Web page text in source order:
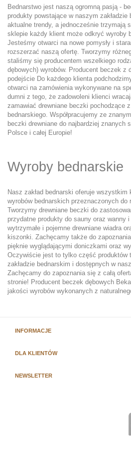
Bednarstwo jest naszą ogromną pasją -
produkty powstające w naszym
aktualne trendy, a jednocześnie trzymają
sklepie każdy klient może odkryć wyroby
Jesteśmy otwarci na nowe pomysły i
rozszerzać naszą ofertę. Tworzymy
staliśmy się producentem wszelkiego
dębowych) wyrobów. Producent beczek z
podejście Do każdego klienta
otwarci na zamówienia wykonywane na
dumni z tego, że zadowoleni klienci
zamawiać drewniane beczki pochodzące
bednarskiego. Współpracujemy ze
beczki drewniane do najbardziej znanych
Polsce i całej Europie!
Wyroby bednarskie
Nasz zakład bednarski oferuje
wyrobów bednarskich przeznaczonych do
Tworzymy drewniane beczki do
przydatne produkty do sauny oraz wanny
wytrzymałe i pojemne drewniane wiadra
kiszonki. Zachęcamy także do
pięknie wyglądającymi doniczkami oraz
Oczywiście jest to tylko część produktów
zakładzie bednarskim i dostępnych w
Zachęcamy do zapoznania się z całą
stronie! Producent beczek dębowych
jakości wyrobów wykonanych z
INFORMACJE
DLA KLIENTÓW
NEWSLETTER